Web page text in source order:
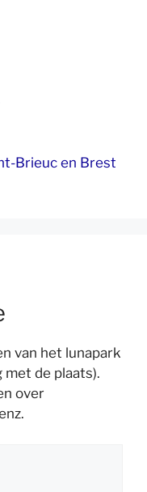
Brieuc en Brest
van het lunapark
met de plaats).
over